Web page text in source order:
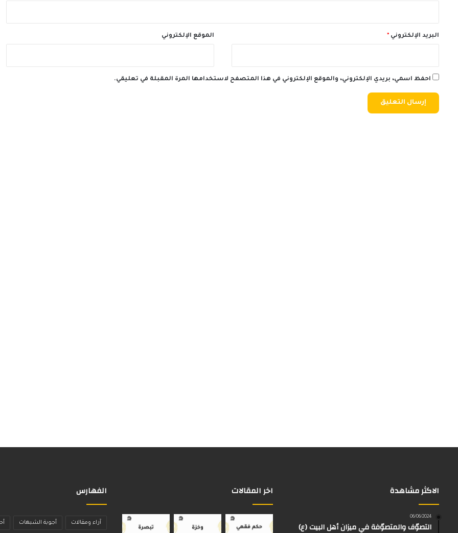
البريد الإلكتروني * الموقع الإلكتروني
احفظ اسمي، بريدي الإلكتروني، والموقع الإلكتروني في هذا المتصفح لاستخدامها المرة المقبلة في تعليقي.
الاكثر مشاهدة
06/06/2024
التصوّف والمتصوّفة في ميزان أهل البيت (ع)
اخر المقالات الفهارس
آراء ومقالات أجوبة الشبهات